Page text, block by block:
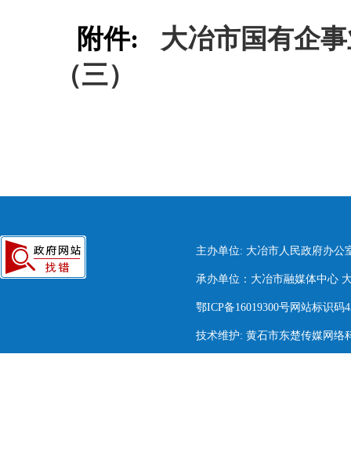
附件:
大冶市国有企
（三）
主办单位: 大冶市人民政府办公
承办单位：大冶市融媒体中心
鄂ICP备16019300号网站标识码
技术维护: 黄石市东楚传媒网络